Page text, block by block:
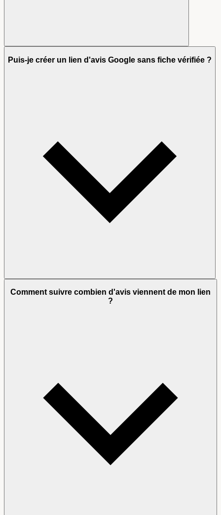
Puis-je créer un lien d'avis Google sans fiche vérifiée ?
Comment suivre combien d'avis viennent de mon lien
?